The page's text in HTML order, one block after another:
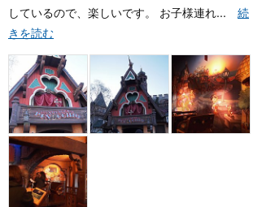
しているので、楽しいです。 お子様連れ... 続
きを読む